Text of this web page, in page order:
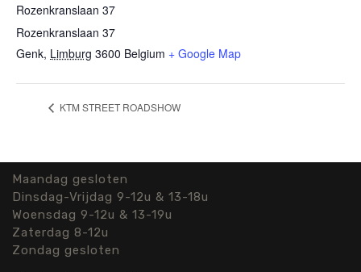
Rozenkranslaan 37
Rozenkranslaan 37
Genk, Limburg 3600 Belgium + Google Map
KTM STREET ROADSHOW
Maandag gesloten
Dinsdag-Vrijdag 9-12u & 13-18u
Woensdag 9-12u & 13-19u
Zaterdag 8-12u
Zondag gesloten